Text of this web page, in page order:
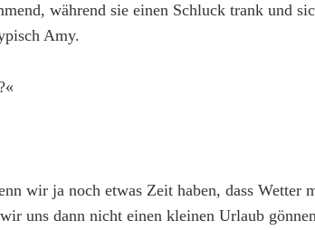
während sie einen Schluck trank und
Amy.
wir ja noch etwas Zeit haben, dass
uns dann nicht einen kleinen Urlaub